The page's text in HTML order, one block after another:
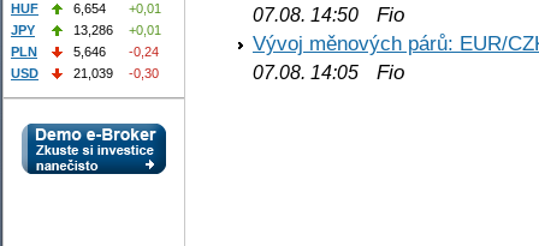
07.08. 14:50 Fio
Vývoj měnových párů: EUR/
07.08. 14:05 Fio
HUF
6,654
+0,01
JPY
13,286
+0,01
PLN
5,646
-0,24
USD
21,039 -0,30